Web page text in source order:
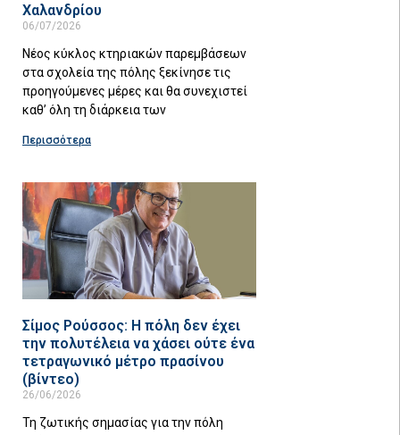
Χαλανδρίου
06/07/2026
Νέος κύκλος κτηριακών παρεμβάσεων
στα σχολεία της πόλης ξεκίνησε τις
προηγούμενες μέρες και θα συνεχιστεί
καθ’ όλη τη διάρκεια των
Περισσότερα
Σίμος Ρούσσος: Η πόλη δεν έχει
την πολυτέλεια να χάσει ούτε ένα
τετραγωνικό μέτρο πρασίνου
(βίντεο)
26/06/2026
Τη ζωτικής σημασίας για την πόλη